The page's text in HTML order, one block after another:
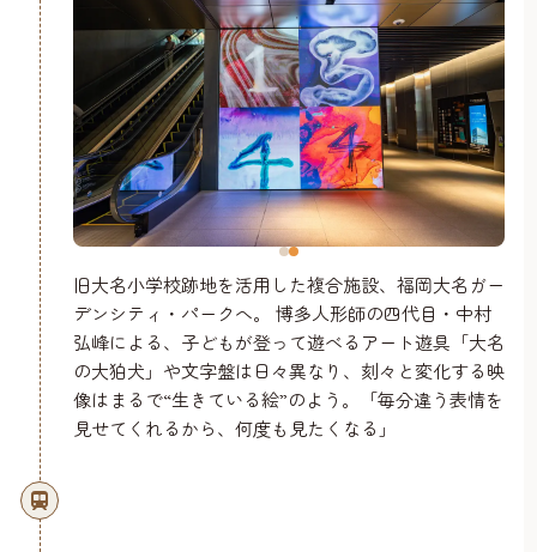
旧大名小学校跡地を活用した複合施設、福岡大名ガー
デンシティ・パークへ。 博多人形師の四代目・中村
弘峰による、子どもが登って遊べるアート遊具「大名
の大狛犬」や文字盤は日々異なり、刻々と変化する映
像はまるで“生きている絵”のよう。「毎分違う表情を
見せてくれるから、何度も見たくなる」